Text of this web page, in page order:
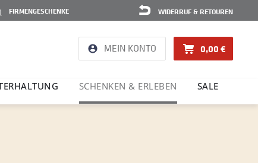
WIDERRUF & RETOUREN
FIRMENGESCHENKE
MEIN KONTO 0,00 €
SCHENKEN & ERLEBEN SALE